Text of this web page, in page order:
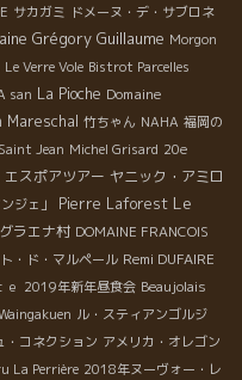
サカガミ ドメーヌ・デ・サブロネ
Grégory Guillaume Morgon
Le Verre Vole Bistrot Parcelles
san La Pioche Domaine
Mareschal 竹ちゃん NAHA 福岡の
Saint Jean Michel Grisard 20e
エスポアツアー ヤニック・アミロ
ジェ」 Pierre Laforest Le
グラエナ村 DOMAINE FRANCOIS
・ド・マルペール Remi DUFAIRE
2019年新年昼食会 Beaujolais
ル・スティアンゴルジ
・コネクション アメリカ・オレゴン
La Perrière 2018年ヌーヴォー・レ